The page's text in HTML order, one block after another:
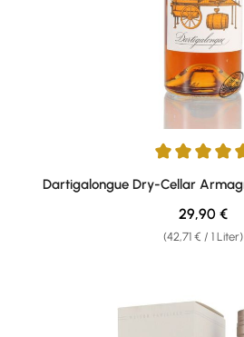
Durchschnittliche Bewertung von 5
Dartigalongue Dry-Cellar
(42,71 € / 1 Liter)
Regulärer
29,90 €